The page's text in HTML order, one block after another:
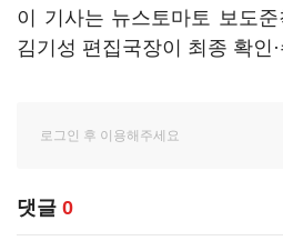
이 기사는 뉴스토마토 보도
김기성 편집국장이 최종 확인
댓글 0